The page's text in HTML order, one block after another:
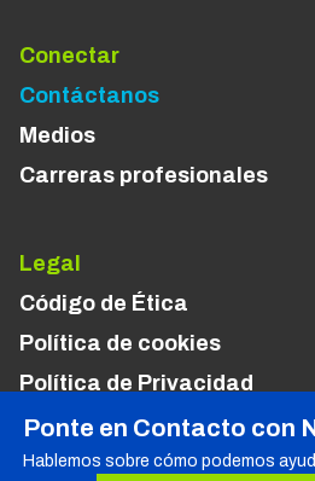
Conectar
Contáctanos
Medios
Carreras profesionales
Legal
Código de Ética
Política de cookies
Política de Privacidad
Términos y Condiciones
Política de Uso Aceptable
Ponte en Contacto con
Hablemos sobre cómo podemos